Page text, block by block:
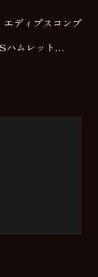
エディプスコンプ
ハムレット…